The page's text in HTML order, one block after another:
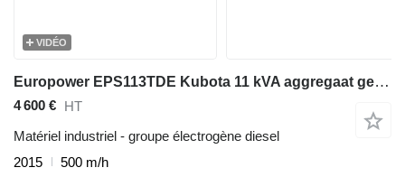
VIDÉO
Europower EPS113TDE Kubota 11 kVA aggregaat generatorset
4 600 € HT
Matériel industriel - groupe électrogène diesel
2015
500 m/h